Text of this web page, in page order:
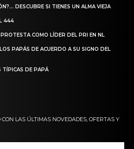
DESCUBRE SI TIENES UN ALMA VIEJA
444
COMO LÍDER DEL PRI EN NL
PAPÁS DE ACUERDO A SU SIGNO DEL
TÍPICAS DE PAPÁ
LAS ÚLTIMAS NOVEDADES, OFERTAS Y